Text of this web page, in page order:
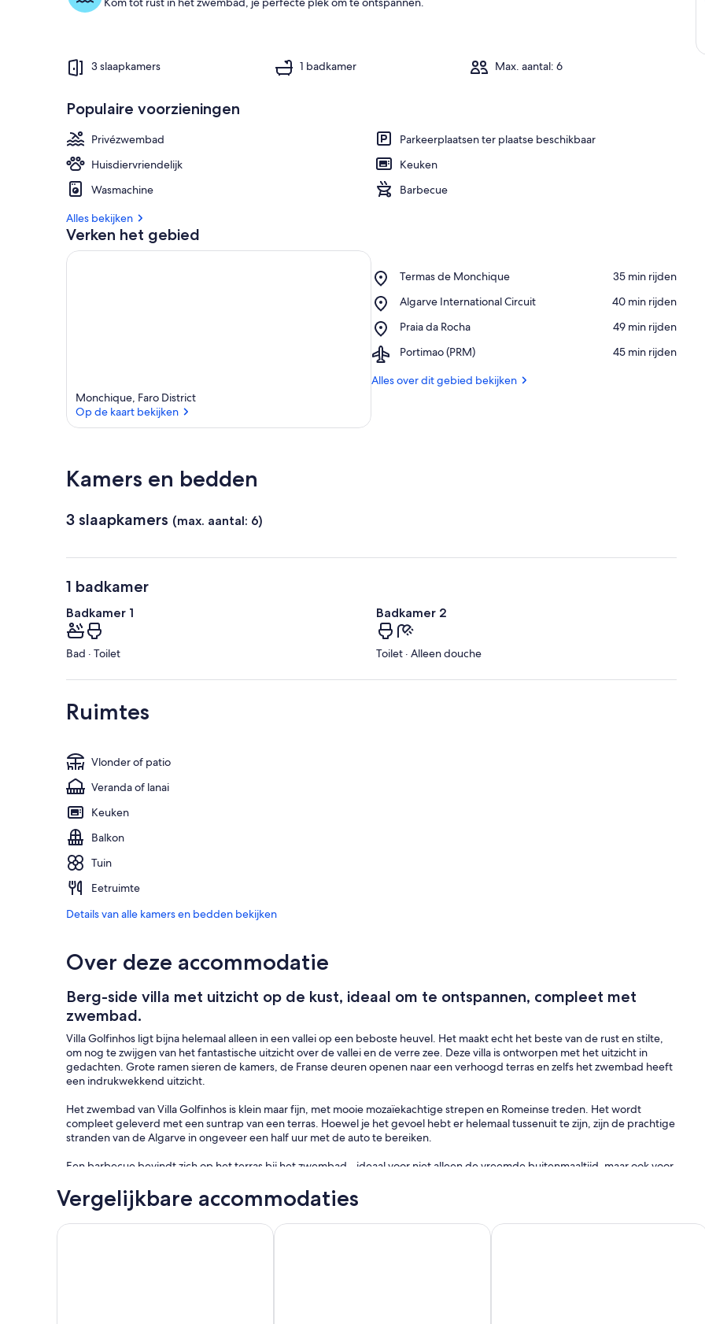
3 slaapkamers 1 badkamer Max. aantal: 6
Populaire voorzieningen
Privézwembad
Parkeerplaatsen ter plaatse beschikbaar
Huisdiervriendelijk
Keuken
Wasmachine
Barbecue
Alles bekijken
Verken het gebied
Monchique, Faro District
Op de kaart bekijken
Termas de Monchique
Place,
de
‪35 min rijden‬
Algarve International Circuit
Place,
International
‪40 min rijden‬
Praia da Rocha
Place,
da
‪49 min rijden‬
Portimao (PRM)
Airport,
(PRM)
‪45 min rijden‬
Alles over dit gebied bekijken
Kamers en bedden
3 slaapkamers (max. aantal: 6)
1 badkamer
Badkamer 1
Bad · Toilet
Badkamer 2
Toilet · Alleen douche
Ruimtes
Vlonder of patio
Veranda of lanai
Keuken
Balkon
Tuin
Eetruimte
Details van alle kamers en bedden bekijken
Over deze accommodatie
Berg-side villa met uitzicht op de kust, ideaal om te ontspannen, compleet met
zwembad.
Villa Golfinhos ligt bijna helemaal alleen in een vallei op een beboste heuvel. Het maakt echt het beste van de rust en stilte,
om nog te zwijgen van het fantastische uitzicht over de vallei en de verre zee. Deze villa is ontworpen met het uitzicht in
gedachten. Grote ramen sieren de kamers, de Franse deuren openen naar een verhoogd terras en zelfs het zwembad heeft
een indrukwekkend uitzicht.
Het zwembad van Villa Golfinhos is klein maar fijn, met mooie mozaïekachtige strepen en Romeinse treden. Het wordt
compleet geleverd met een suntrap van een terras. Hoewel je het gevoel hebt er helemaal tussenuit te zijn, zijn de prachtige
stranden van de Algarve in ongeveer een half uur met de auto te bereiken.
Een barbecue bevindt zich op het terras bij het zwembad - ideaal voor niet alleen de vreemde buitenmaaltijd, maar ook voor
Portugese flair. De keuken is ondertussen goed uitgerust.
Vergelijkbare accommodaties
Mountain Cottage with stunning spectacular views, peaceful and safe
Maison Casaocitrus à Picota, Monchique, Algarve, Portugal
Villa Susana ~ Heated Pool* ~ Fast